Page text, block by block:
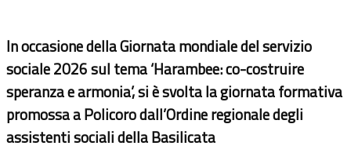
In occasione della Giornata mondiale del servizio
sociale 2026 sul tema ‘Harambee: co-costruire
speranza e armonia’, si è svolta la giornata formativa
promossa a Policoro dall’Ordine regionale degli
assistenti sociali della Basilicata